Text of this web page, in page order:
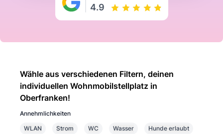
4.9
Wähle aus verschiedenen Filtern, deinen
individuellen Wohnmobilstellplatz in
Oberfranken!
Annehmlichkeiten
WLAN
Strom WC Wasser Hunde erlaubt